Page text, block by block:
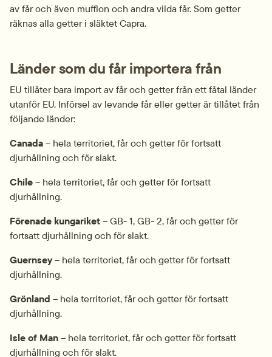
av får och även mufflon och andra vilda får. Som getter
räknas alla getter i släktet Capra.
Länder som du får importera från
EU tillåter bara import av får och getter från ett fåtal länder
utanför EU. Införsel av levande får eller getter är tillåtet från
följande länder:
Canada – hela territoriet, får och getter för fortsatt
djurhållning och för slakt.
Chile – hela territoriet, får och getter för fortsatt
djurhållning.
Förenade kungariket – GB- 1, GB- 2, får och getter för
fortsatt djurhållning och för slakt.
Guernsey – hela territoriet, får och getter för fortsatt
djurhållning.
Grönland – hela territoriet, får och getter för fortsatt
djurhållning.
Isle of Man – hela territoriet, får och getter för fortsatt
djurhållning och för slakt.